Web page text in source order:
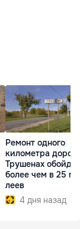
Ремонт одного
километра
Трушенах
более чем в 25
леев
4 дня назад